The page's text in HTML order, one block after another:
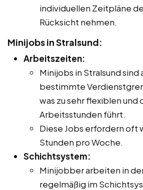
individuellen Zeitpläne
Rücksicht nehmen.
Minijobs in Stralsund:
Arbeitszeiten:
Minijobs in Stralsund sind
bestimmte
was zu sehr flexiblen
Arbeitsstunden führt.
Diese Jobs erfordern oft
Stunden pro Woche.
Schichtsystem:
Minijobber arbeiten in
regelmäßig im